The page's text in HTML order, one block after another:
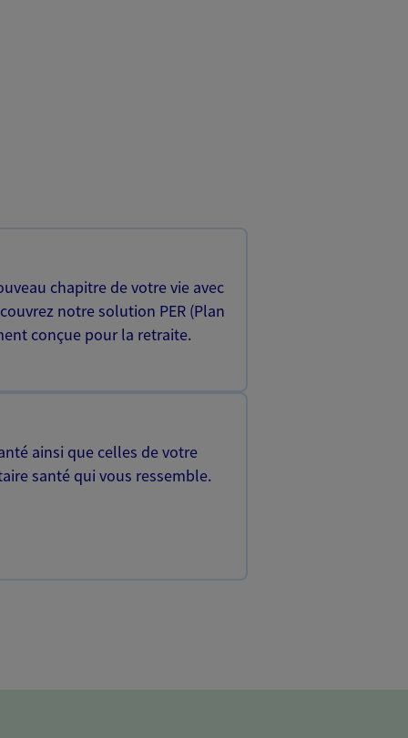
chapitre de votre vie avec
notre solution PER (Plan
conçue pour la retraite.
ainsi que celles de votre
santé qui vous ressemble.